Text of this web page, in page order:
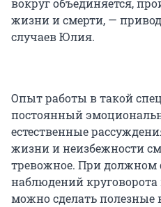
вокруг объединяется,
жизни и смерти, —
случаев Юлия.
Опыт работы в такой
постоянный
естественные
жизни и неизбежности
тревожное. При должном
наблюдений круговорота
можно сделать